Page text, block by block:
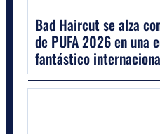
Bad Haircut se alza
de PUFA 2026 en una
fantástico